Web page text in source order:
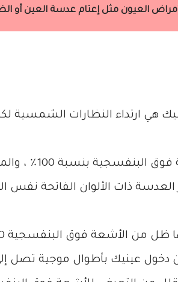
العيون مثل إعتام عدسة العين أو
هي ارتداء النظارات
ابحث عن النظارات
ذات الألوان الفاتحة